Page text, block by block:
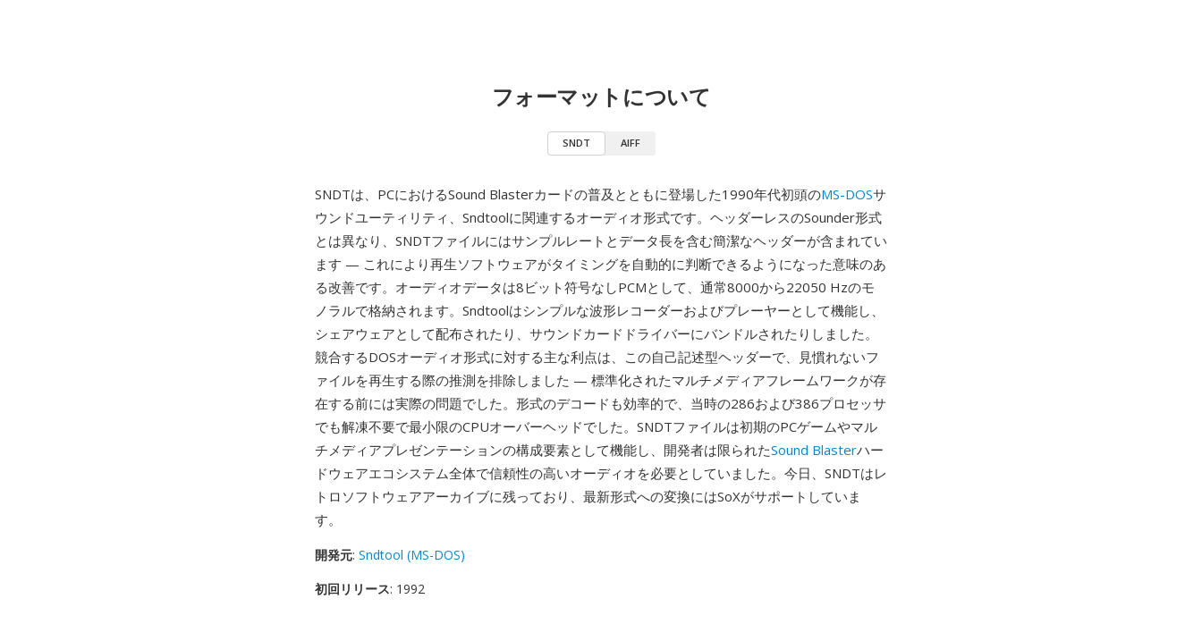
フォーマットについて
SNDT AIFF
SNDTは、PCにおけるSound Blasterカードの普及とともに登場した1990年代初頭のMS-DOSサ
ウンドユーティリティ、Sndtoolに関連するオーディオ形式です。ヘッダーレスのSounder形式
とは異なり、SNDTファイルにはサンプルレートとデータ長を含む簡潔なヘッダーが含まれてい
ます — これにより再生ソフトウェアがタイミングを自動的に判断できるようになった意味のあ
る改善です。オーディオデータは8ビット符号なしPCMとして、通常8000から22050 Hzのモ
ノラルで格納されます。Sndtoolはシンプルな波形レコーダーおよびプレーヤーとして機能し、
シェアウェアとして配布されたり、サウンドカードドライバーにバンドルされたりしました。
競合するDOSオーディオ形式に対する主な利点は、この自己記述型ヘッダーで、見慣れないフ
ァイルを再生する際の推測を排除しました — 標準化されたマルチメディアフレームワークが存
在する前には実際の問題でした。形式のデコードも効率的で、当時の286および386プロセッサ
でも解凍不要で最小限のCPUオーバーヘッドでした。SNDTファイルは初期のPCゲームやマル
チメディアプレゼンテーションの構成要素として機能し、開発者は限られたSound Blasterハー
ドウェアエコシステム全体で信頼性の高いオーディオを必要としていました。今日、SNDTはレ
トロソフトウェアアーカイブに残っており、最新形式への変換にはSoXがサポートしていま
す。
開発元: Sndtool (MS-DOS)
初回リリース: 1992